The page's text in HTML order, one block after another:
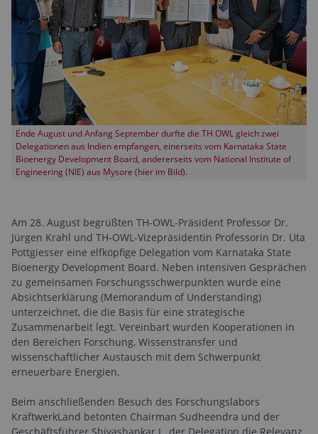
Ende August und Anfang September durfte die TH OWL gleich zwei
Delegationen aus Indien empfangen, einerseits vom Karnataka State
Bioenergy Development Board, andererseits vom National Institute of
Engineering (NIE) aus Mysore (hier im Bild).
Am 28. August begrüßten TH-OWL-Präsident Professor Dr.
Jürgen Krahl und TH-OWL-Vizepräsidentin Professorin Dr. Uta
Pottgiesser eine elfköpfige Delegation vom Karnataka State
Bioenergy Development Board. Neben intensiven Gesprächen
zu gemeinsamen Forschungsschwerpunkten wurde eine
Absichtserklärung (Memorandum of Understanding)
unterzeichnet, die die Basis für eine strategische
Zusammenarbeit legt. Vereinbart wurden Kooperationen in
den Bereichen Forschung, Wissenstransfer und
wissenschaftlicher Austausch mit dem Schwerpunkt
erneuerbare Energien.
Beim anschließenden Besuch des Forschungslabors
KraftwerkLand betonten Chairman Sudheendra und der